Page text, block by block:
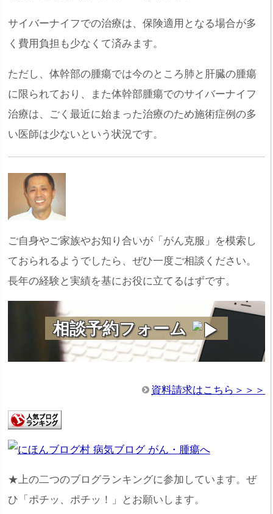
サイバーナイフでの治療は、保険適用となる場合が多
く費用負担も少なくて済みます。
ただし、体幹部の腫瘍では今のところ肺と肝臓の腫瘍
に限られており、また体幹部腫瘍でのサイバーナイフ
治療は、ごく最近に始まった治療のため施術症例の多
い医師は少ないという状況です。
ご自身やご家族やお知り合いが「がん克服」を模索し
ておられるようでしたら、ぜひ一度ご相談ください。
長年の経験と実績を基にお役に立てるはずです。
相談予約フォーム
資料請求はこちら＞＞＞
★上の二つのブログランキングに参加しています。ぜ
ひ「ポチッ、ポチッ！」とお願いします。